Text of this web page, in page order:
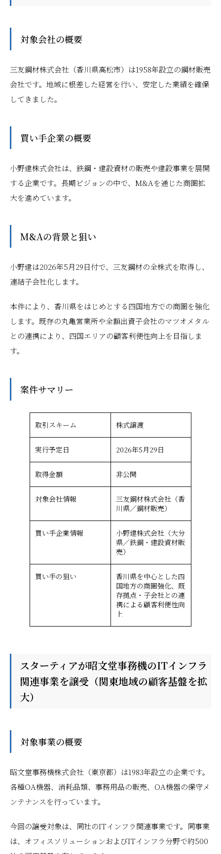
対象会社の概要
三友鋼材株式会社（香川県高松市）は1958年設立の鋼材販売
会社です。地域に根差した経営を行い、安定した業績を確保
してきました。
買い手企業の概要
小野建株式会社は、鉄鋼・建設資材の販売や建設事業を展開
する企業です。長期ビジョンの中で、M&Aを通じた商圏拡
大を進めています。
M&Aの背景と狙い
小野建は2026年5月29日付で、三友鋼材の全株式を取得し、
連結子会社化します。
本件により、香川県をはじめとする四国地方での商圏を強化
します。既存の丸亀営業所や全額出資子会社のマツオメタル
との連携により、四国エリアの顧客利便性向上を目指しま
す。
案件サマリー
取引スキーム 株式譲渡
実行予定日 2026年5月29日
取得金額 非公開
対象会社情報
三友鋼材株式会社（香
川県／鋼材販売）
買い手企業情報
小野建株式会社（大分
県／鉄鋼・建設資材販
売）
買い手の狙い
香川県を中心とした四
国地方の商圏強化、既
存拠点・子会社との連
携による顧客利便性向
上
スターティアが昭文堂事務機のITインフラ
関連事業を譲受（関東地域の顧客基盤を拡
大）
対象事業の概要
昭文堂事務機株式会社（東京都）は1983年設立の企業です。
各種OA機器、消耗品類、事務用品の販売、OA機器の保守メ
ンテナンスを行っています。
今回の譲受対象は、同社のITインフラ関連事業です。同事業
は、オフィスソリューションおよびITインフラ分野で約500